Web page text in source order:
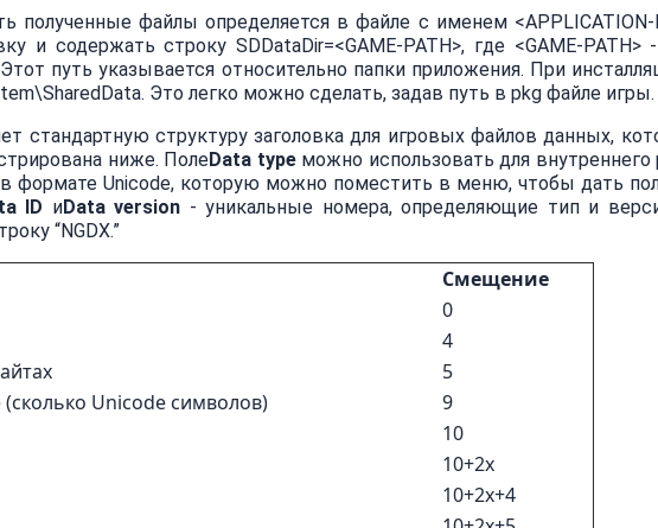
полученные файлы определяется в файле с именем <APPLICATION-
и содержать строку SDDataDir=<GAME-PATH>, где <GAME-PATH>
путь указывается относительно папки приложения. При
Это легко можно сделать, задав путь в pkg файле игры.
стандартную структуру заголовка для игровых файлов данных,
ниже. ПолеData typeможно использовать для внутреннего
формате Unicode, которую можно поместить в меню, чтобы дать
ID иData version - уникальные номера, определяющие тип и
“NGDX.”
Смещение
0
4
5
Unicode символов)
9
10
10+2x
10+2x+4